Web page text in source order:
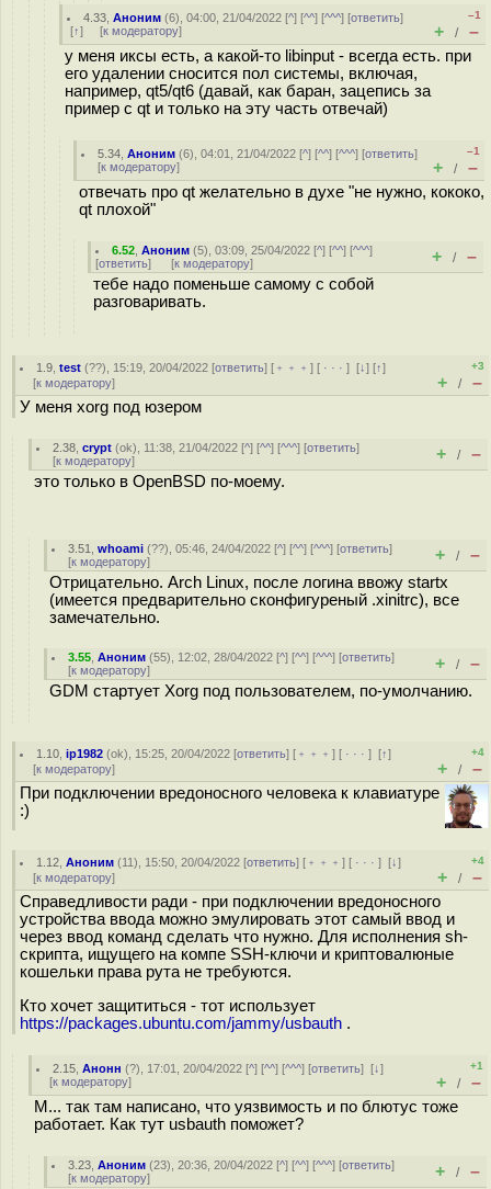
4.33 ,Аноним (6), 04:00, 21/04/2022 [^] [^^] [^^^] [ответить]
[↑] [к модератору]
–1
+ / –
у меня иксы есть, а какой-то libinput - всегда есть. при
его удалении сносится пол системы, включая,
например, qt5/qt6 (давай, как баран, зацепись за
пример с qt и только на эту часть отвечай)
5.34 ,Аноним (6), 04:01, 21/04/2022 [^] [^^] [^^^] [ответить]
[к модератору]
–1
+ / –
отвечать про qt желательно в духе "не нужно, кокoко,
qt плохой"
6.52 ,Аноним (5), 03:09, 25/04/2022 [^] [^^] [^^^]
[ответить] [к модератору] + / –
тебе надо поменьше самому с собой
разговаривать.
1.9 ,test (??), 15:19, 20/04/2022 [ответить] [ ﹢﹢﹢] [ · · ·][↓] [↑]
[к модератору]
+3
+ / –
У меня xorg под юзером
2.38 ,crypt (ok), 11:38, 21/04/2022 [^] [^^] [^^^] [ответить]
[к модератору] + / –
это только в OpenBSD по-моему.
3.51 ,whoami (??), 05:46, 24/04/2022 [^] [^^] [^^^] [ответить]
[к модератору] + / –
Отрицательно. Arch Linux, после логина ввожу startx
(имеется предварительно сконфигуреный .xinitrc), все
замечательно.
3.55 ,Аноним (55), 12:02, 28/04/2022 [^] [^^] [^^^] [ответить]
[к модератору] + / –
GDM стартует Xorg под пользователем, по-умолчанию.
1.10 ,ip1982 (ok), 15:25, 20/04/2022 [ответить] [ ﹢﹢﹢] [ · · ·][↑]
[к модератору]
+4
+ / –
При подключении вредоносного человека к клавиатуре
:)
1.12 ,Аноним (11), 15:50, 20/04/2022 [ответить] [ ﹢﹢﹢] [ · · ·][↓]
[к модератору]
+4
+ / –
Справедливости ради - при подключении вредоносного
устройства ввода можно эмулировать этот самый ввод и
через ввод команд сделать что нужно. Для исполнения sh-
скрипта, ищущего на компе SSH-ключи и криптовалюные
кошельки права рута не требуются.
Кто хочет защититься - тот использует
https://packages.ubuntu.com/jammy/usbauth .
2.15 ,Анонн (?), 17:01, 20/04/2022 [^] [^^] [^^^] [ответить][↓]
[к модератору]
+1
+ / –
М... так там написано, что уязвимость и по блютус тоже
работает. Как тут usbauth поможет?
3.23 ,Аноним (23), 20:36, 20/04/2022 [^] [^^] [^^^] [ответить]
[к модератору] + / –